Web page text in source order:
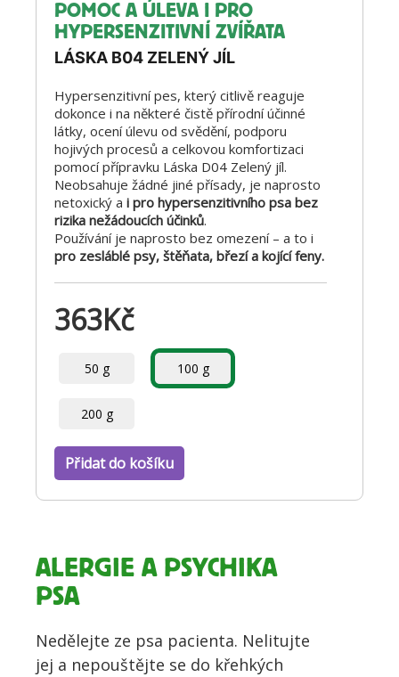
POMOC A ÚLEVA I PRO
HYPERSENZITIVNÍ ZVÍŘATA
LÁSKA B04 ZELENÝ JÍL
Hypersenzitivní pes, který citlivě reaguje
dokonce i na některé čistě přírodní účinné
látky, ocení úlevu od svědění, podporu
hojivých procesů a celkovou komfortizaci
pomocí přípravku Láska D04 Zelený jíl.
Neobsahuje žádné jiné přísady, je naprosto
netoxický a i pro hypersenzitivního psa bez
rizika nežádoucích účinků.
Používání je naprosto bez omezení – a to i
pro zesláblé psy, štěňata, březí a kojící feny.
363Kč
50 g 100 g
200 g
Přidat do košíku
ALERGIE A PSYCHIKA
PSA
Nedělejte ze psa pacienta. Nelitujte
jej a nepouštějte se do křehkých